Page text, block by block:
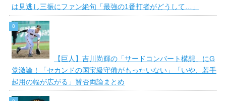
は見逃し三振にファン絶句「最強の1番打者がどうして…」
【巨人】吉川尚輝の「サードコンバート構想」にG
党激論！「セカンドの国宝級守備がもったいない」「いや、若手
起用の幅が広がる」賛否両論まとめ